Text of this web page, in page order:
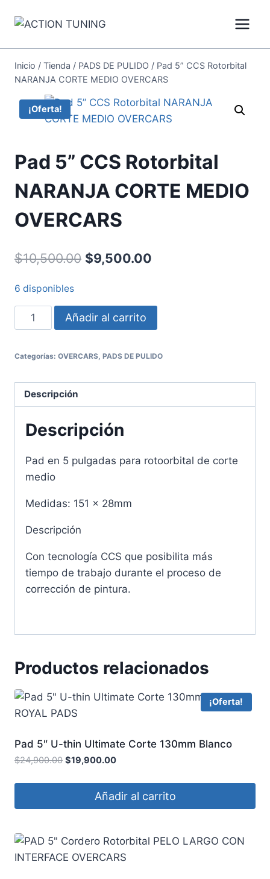
Inicio / Tienda / PADS DE PULIDO / Pad 5” CCS Rotorbital
NARANJA CORTE MEDIO OVERCARS
¡Oferta!
Pad 5” CCS Rotorbital
NARANJA CORTE MEDIO
OVERCARS
$10,500.00 $9,500.00
6 disponibles
Añadir al carrito
Categorías: OVERCARS PADS DE PULIDO
Descripción
Descripción
Pad en 5 pulgadas para rotoorbital de corte
medio
Medidas: 151 x 28mm
Descripción
Con tecnología CCS que posibilita más
tiempo de trabajo durante el proceso de
corrección de pintura.
Productos relacionados
¡Oferta!
Pad 5″ U-thin Ultimate Corte 130mm Blanco
ROYAL PADS
$24,900.00 $19,900.00
Añadir al carrito